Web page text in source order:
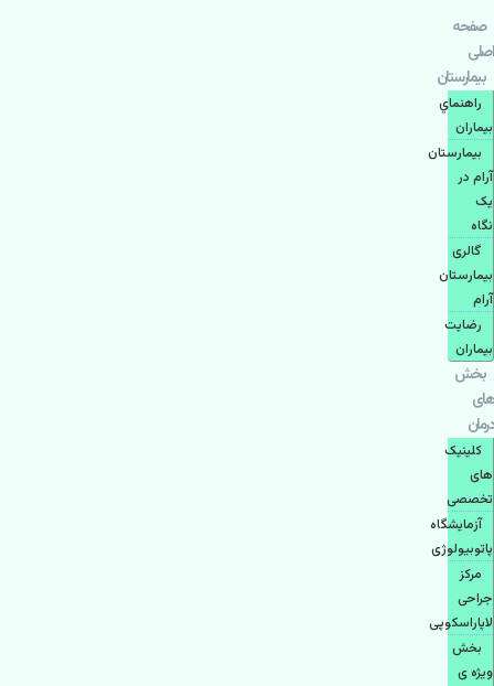
صفحه
اصلی
بيمارستان
راهنماي
بیماران
بیمارستان
آرام در
یک
نگاه
گالری
بیمارستان
آرام
رضایت
بیماران
بخش
های
درمان
کلینیک
های
تخصصی
آزمایشگاه
پاتوبیولوژی
مرکز
جراحی
لاپاراسکوپی
بخش
ویژه ی